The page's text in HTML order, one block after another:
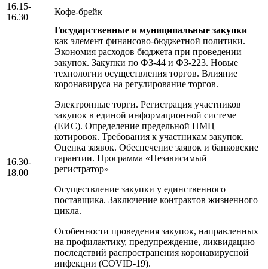
16.15-
16.30
Кофе-брейк
16.30-
18.00
Государственные и муниципальные закупки
как элемент финансово-бюджетной политики.
Экономия расходов бюджета при проведении
закупок. Закупки по ФЗ-44 и ФЗ-223. Новые
технологии осуществления торгов. Влияние
коронавируса на регулирование торгов.
Электронные торги. Регистрация участников
закупок в единой информационной системе
(ЕИС). Определение предельной НМЦ
котировок. Требования к участникам закупок.
Оценка заявок. Обеспечение заявок и банковские
гарантии. Программа «Независимый
регистратор»
Осуществление закупки у единственного
поставщика. Заключение контрактов жизненного
цикла.
Особенности проведения закупок, направленных
на профилактику, предупреждение, ликвидацию
последствий распространения коронавирусной
инфекции (COVID-19).